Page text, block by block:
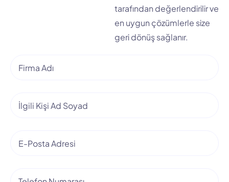
tarafından değerlendirilir ve
en uygun çözümlerle size
geri dönüş sağlanır.